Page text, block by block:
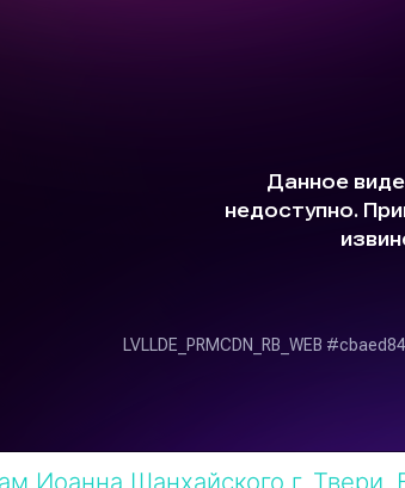
Иоанна Шанхайского г. Твери.